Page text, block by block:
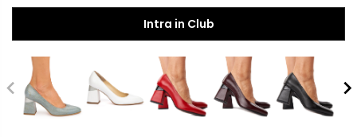
Intra in Club